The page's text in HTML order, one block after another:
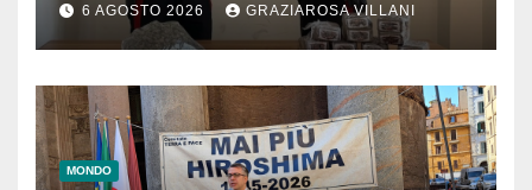
6 AGOSTO 2026 GRAZIAROSA VILLANI
MONDO